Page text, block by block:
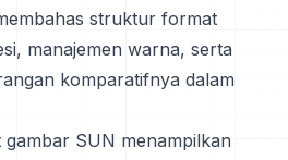
struktur format
manajemen warna, serta
komparatifnya dalam
SUN menampilkan